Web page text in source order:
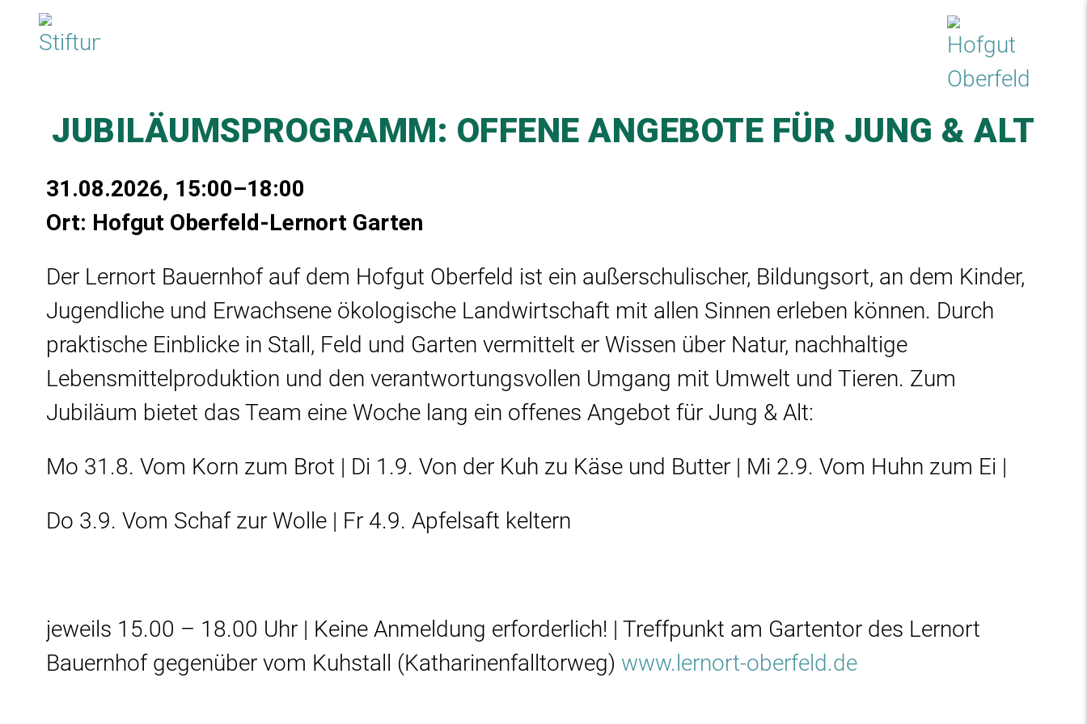
JUBILÄUMSPROGRAMM: OFFENE ANGEBOTE FÜR JUNG & ALT
31.08.2026, 15:00–18:00
Ort: Hofgut Oberfeld-Lernort Garten
Der Lernort Bauernhof auf dem Hofgut Oberfeld ist ein außerschulischer, Bildungsort, an dem Kinder,
Jugendliche und Erwachsene ökologische Landwirtschaft mit allen Sinnen erleben können. Durch
praktische Einblicke in Stall, Feld und Garten vermittelt er Wissen über Natur, nachhaltige
Lebensmittelproduktion und den verantwortungsvollen Umgang mit Umwelt und Tieren. Zum
Jubiläum bietet das Team eine Woche lang ein offenes Angebot für Jung & Alt:
Mo 31.8. Vom Korn zum Brot | Di 1.9. Von der Kuh zu Käse und Butter | Mi 2.9. Vom Huhn zum Ei |
Do 3.9. Vom Schaf zur Wolle | Fr 4.9. Apfelsaft keltern
jeweils 15.00 – 18.00 Uhr | Keine Anmeldung erforderlich! | Treffpunkt am Gartentor des Lernort
Bauernhof gegenüber vom Kuhstall (Katharinenfalltorweg) www.lernort-oberfeld.de